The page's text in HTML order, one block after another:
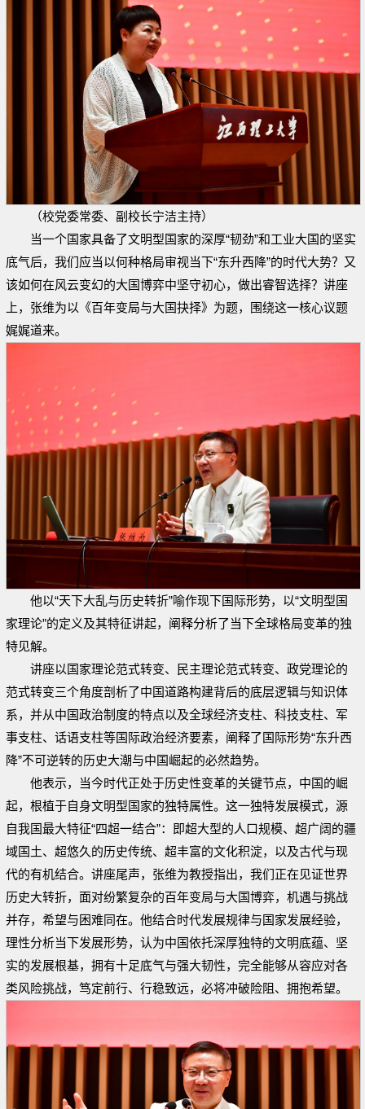
（校党委常委、副校长宁洁主持）
当一个国家具备了文明型国家的深厚“韧劲”和工业大国的坚实
底气后，我们应当以何种格局审视当下“东升西降”的时代大势？又
该如何在风云变幻的大国博弈中坚守初心，做出睿智选择？讲座
上，张维为以《百年变局与大国抉择》为题，围绕这一核心议题
娓娓道来。
他以“天下大乱与历史转折”喻作现下国际形势，以“文明型国
家理论”的定义及其特征讲起，阐释分析了当下全球格局变革的独
特见解。
讲座以国家理论范式转变、民主理论范式转变、政党理论的
范式转变三个角度剖析了中国道路构建背后的底层逻辑与知识体
系，并从中国政治制度的特点以及全球经济支柱、科技支柱、军
事支柱、话语支柱等国际政治经济要素，阐释了国际形势“东升西
降”不可逆转的历史大潮与中国崛起的必然趋势。
他表示，当今时代正处于历史性变革的关键节点，中国的崛
起，根植于自身文明型国家的独特属性。这一独特发展模式，源
自我国最大特征“四超一结合”：即超大型的人口规模、超广阔的疆
域国土、超悠久的历史传统、超丰富的文化积淀，以及古代与现
代的有机结合。讲座尾声，张维为教授指出，我们正在见证世界
历史大转折，面对纷繁复杂的百年变局与大国博弈，机遇与挑战
并存，希望与困难同在。他结合时代发展规律与国家发展经验，
理性分析当下发展形势，认为中国依托深厚独特的文明底蕴、坚
实的发展根基，拥有十足底气与强大韧性，完全能够从容应对各
类风险挑战，笃定前行、行稳致远，必将冲破险阻、拥抱希望。